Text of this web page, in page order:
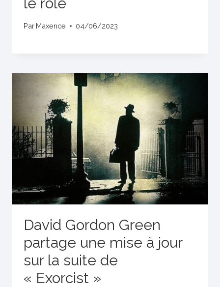
Par Maxence 04/06/2023
David Gordon Green
partage une mise à jour
sur la suite de
« Exorcist »